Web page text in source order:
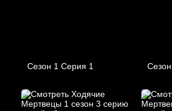
Сезон 1 Серия 1